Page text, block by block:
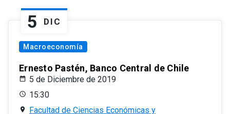
5 DIC
Macroeconomía
Ernesto Pastén, Banco Central de Chile
5 de Diciembre de 2019
15:30
Facultad de Ciencias Económicas y